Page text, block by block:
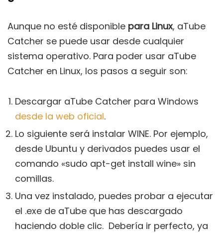
Aunque no esté disponible para Linux, aTube
Catcher se puede usar desde cualquier
sistema operativo. Para poder usar aTube
Catcher en Linux, los pasos a seguir son:
Descargar aTube Catcher para Windows
desde la web oficial.
Lo siguiente será instalar WINE. Por ejemplo,
desde Ubuntu y derivados puedes usar el
comando «sudo apt-get install wine» sin
comillas.
Una vez instalado, puedes probar a ejecutar
el .exe de aTube que has descargado
haciendo doble clic. Debería ir perfecto, ya